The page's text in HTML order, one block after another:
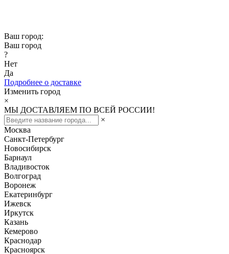
Ваш город:
Ваш город
?
Нет
Да
Подробнее о доставке
Изменить город
×
МЫ ДОСТАВЛЯЕМ ПО ВСЕЙ РОССИИ!
×
Москва
Санкт-Петербург
Новосибирск
Барнаул
Владивосток
Волгоград
Воронеж
Екатеринбург
Ижевск
Иркутск
Казань
Кемерово
Краснодар
Красноярск